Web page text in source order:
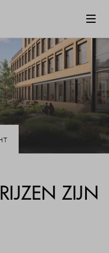
ZIJN